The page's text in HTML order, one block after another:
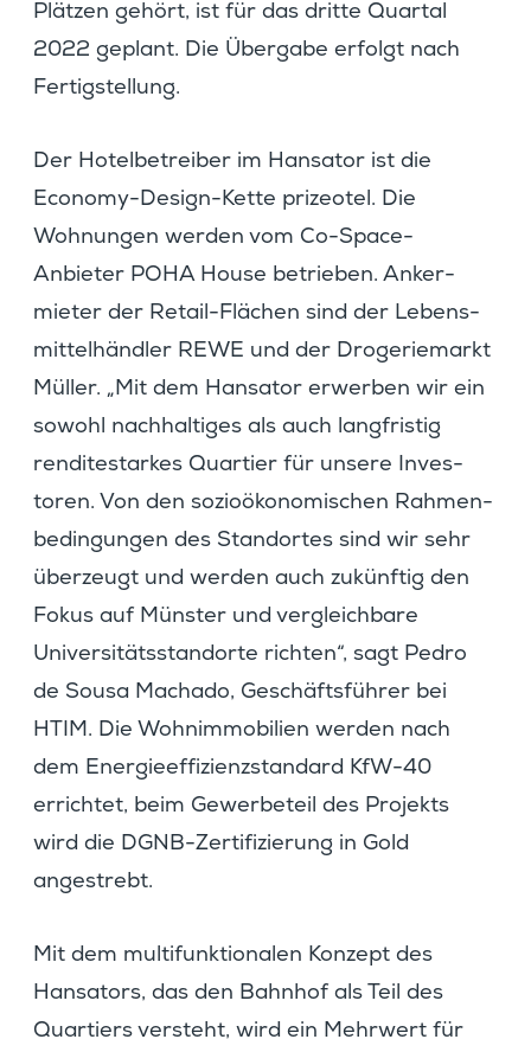
Plätzen gehört, ist für das dritte Quartal
2022 geplant. Die Übergabe erfolgt nach
Fertigstellung.
Der Hotel­be­treiber im Hansator ist die
Economy-Design-Kette prizeotel. Die
Wohnungen werden vom Co-Space-
Anbieter POHA House betrieben. Anker­
mieter der Retail-Flächen sind der Lebens­
mit­tel­händler REWE und der Droge­rie­markt
Müller. „Mit dem Hansator erwerben wir ein
sowohl nachhal­tiges als auch langfristig
rendi­te­starkes Quartier für unsere Inves­
toren. Von den sozio­öko­no­mi­schen Rahmen­
be­din­gungen des Stand­ortes sind wir sehr
überzeugt und werden auch zukünftig den
Fokus auf Münster und vergleich­bare
Univer­si­täts­stand­orte richten“, sagt Pedro
de Sousa Machado, Geschäfts­führer bei
HTIM. Die Wohnim­mo­bi­lien werden nach
dem Energie­ef­fi­zi­enz­stan­dard KfW-40
errichtet, beim Gewer­be­teil des Projekts
wird die DGNB-Zerti­fi­zie­rung in Gold
angestrebt.
Mit dem multi­funk­tio­nalen Konzept des
Hansa­tors, das den Bahnhof als Teil des
Quartiers versteht, wird ein Mehrwert für